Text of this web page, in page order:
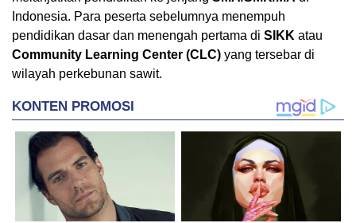
Indonesia. Para peserta sebelumnya menempuh
pendidikan dasar dan menengah pertama di SIKK atau
Community Learning Center (CLC) yang tersebar di
wilayah perkebunan sawit.